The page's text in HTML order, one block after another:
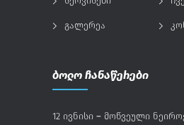
გალერეა
ბოლო ჩანაწერები